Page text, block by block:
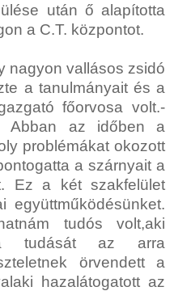
után ő alapította
a C.T. központot.
vallásos zsidó
a tanulmányait és a
főorvosa volt.-
Abban az időben a
problémákat okozott
a szárnyait a
Ez a két szakfelület
együttműködésünket.
tudós volt,aki
tudását az arra
örvendett a
hazalátogatott az